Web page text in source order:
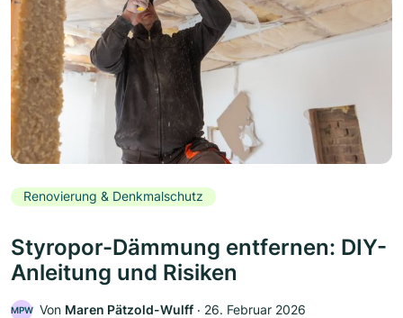
Renovierung & Denkmalschutz
Styropor-Dämmung entfernen: DIY-
Anleitung und Risiken
MPW Von Maren Pätzold-Wulff ‧ 26. Februar 2026